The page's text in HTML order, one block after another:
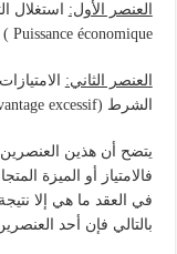
العنصر الأول:
Puissance économique )
العنصر الثاني:
الشرط (avantage excessif)
يتضح أن هذين العنصرين
فالامتياز أو الميزة
في العقد ما هي إلا نتيجة
بالتالي فإن أحد